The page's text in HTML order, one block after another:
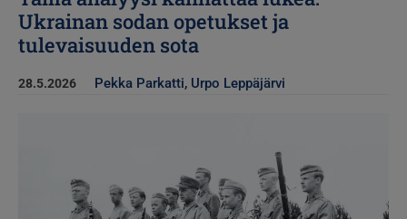
Ukrainan sodan opetukset ja
tulevaisuuden sota
28.5.2026 Pekka Parkatti, Urpo Leppäjärvi